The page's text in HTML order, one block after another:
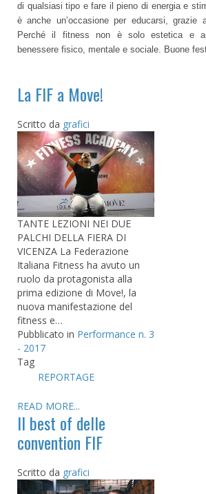
di qualsiasi tipo e fare il pieno di energia e
è anche un’occasione per educarsi, grazie
Perché il fitness non è solo estetica e
benessere fisico, mentale e sociale. Buone
La FIF a Move!
Scritto da grafici
TANTE LEZIONI NEI DUE
PALCHI DELLA FIERA DI
VICENZA La Federazione
Italiana Fitness ha avuto un
ruolo da protagonista alla
prima edizione di Move!, la
nuova manifestazione del
fitness e…
Pubblicato in Performance n. 3
- 2017
Tag
REPORTAGE
READ MORE...
Il best of delle
convention FIF
Scritto da grafici